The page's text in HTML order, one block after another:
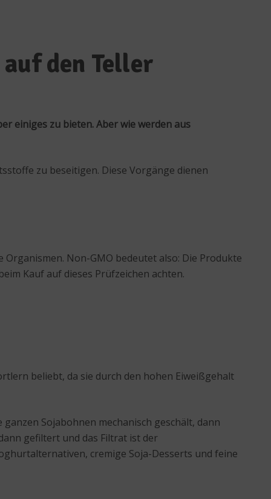
den Teller
einiges zu bieten. Aber wie werden aus
zu beseitigen. Diese Vorgänge dienen
Non-GMO bedeutet also: Die Produkte
Kauf auf dieses Prüfzeichen achten.
beliebt, da sie durch den hohen Eiweißgehalt
Sojabohnen mechanisch geschält, dann
gefiltert und das Filtrat ist der
cremige Soja-Desserts und feine